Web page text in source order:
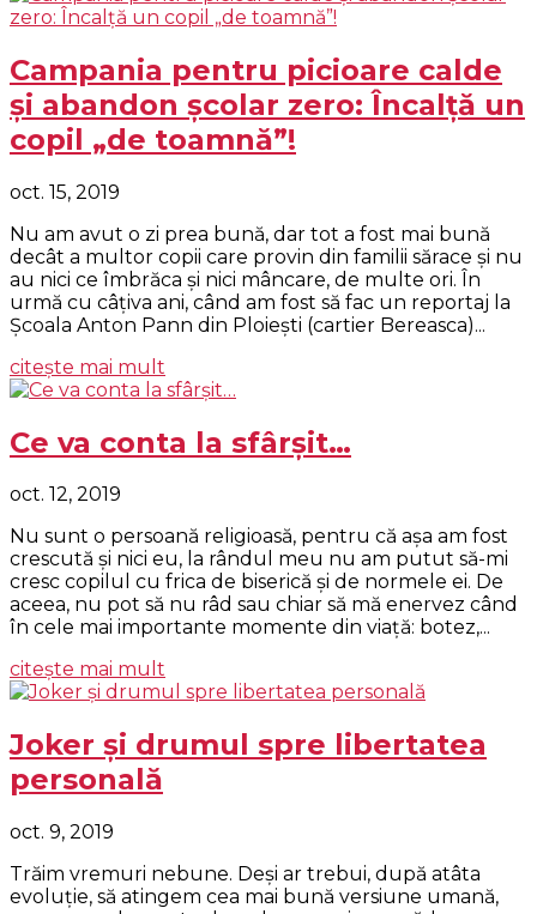
Campania pentru picioare calde
şi abandon şcolar zero: Încalţă un
copil „de toamnă”!
oct. 15, 2019
Nu am avut o zi prea bună, dar tot a fost mai bună
decât a multor copii care provin din familii sărace şi nu
au nici ce îmbrăca şi nici mâncare, de multe ori. În
urmă cu câţiva ani, când am fost să fac un reportaj la
Şcoala Anton Pann din Ploieşti (cartier Bereasca)...
citește mai mult
Ce va conta la sfârşit…
oct. 12, 2019
Nu sunt o persoană religioasă, pentru că aşa am fost
crescută şi nici eu, la rândul meu nu am putut să-mi
cresc copilul cu frica de biserică şi de normele ei. De
aceea, nu pot să nu râd sau chiar să mă enervez când
în cele mai importante momente din viaţă: botez,...
citește mai mult
Joker și drumul spre libertatea
personală
oct. 9, 2019
Trăim vremuri nebune. Deși ar trebui, după atâta
evoluție, să atingem cea mai bună versiune umană,